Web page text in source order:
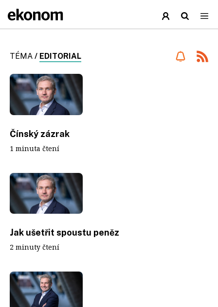
TÉMA / EDITORIAL
Čínský zázrak
1 minuta čtení
Jak ušetřit spoustu peněz
2 minuty čtení